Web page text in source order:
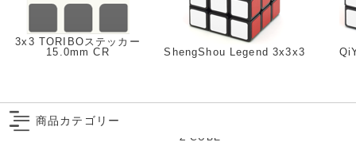
3x3 TORIBOステッカー
15.0mm CR
ShengShou Legend 3x3x3
商品カテゴリー